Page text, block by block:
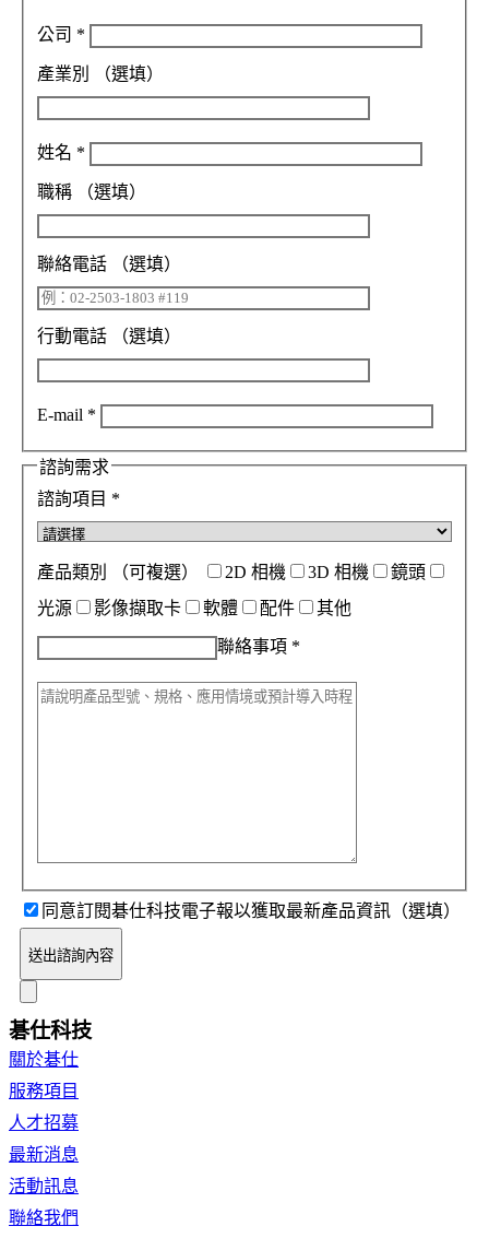
公司 *
產業別 （選填）
姓名 *
職稱 （選填）
聯絡電話 （選填）
行動電話 （選填）
E-mail *
諮詢需求
諮詢項目 *
產品類別 （可複選） 2D 相機 3D 相機
鏡頭
光源
影像擷取卡 軟體 配件 其他
聯絡事項 *
同意訂閱碁仕科技電子報以獲取最新產品資訊（選填）
送出諮詢內容
碁仕科技
關於碁仕
服務項目
人才招募
最新消息
活動訊息
聯絡我們